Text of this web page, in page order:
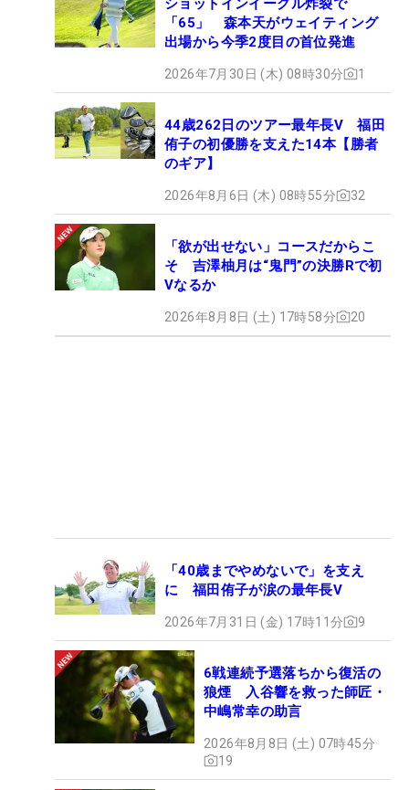
ショットインイーグル炸裂で
「65」 森本天がウェイティング
出場から今季2度目の首位発進
2026年7月30日 (木) 08時30分 1
44歳262日のツアー最年長V 福田
侑子の初優勝を支えた14本【勝者
のギア】
2026年8月6日 (木) 08時55分 32
「欲が出せない」コースだからこ
そ 吉澤柚月は“鬼門”の決勝Rで初
Vなるか
2026年8月8日 (土) 17時58分 20
「40歳までやめないで」を支え
に 福田侑子が涙の最年長V
2026年7月31日 (金) 17時11分 9
6戦連続予選落ちから復活の
狼煙 入谷響を救った師匠・
中嶋常幸の助言
2026年8月8日 (土) 07時45分
19